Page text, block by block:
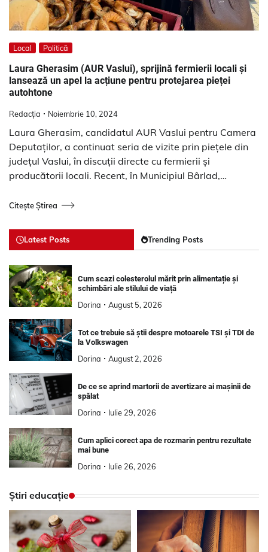
Local Politică
Laura Gherasim (AUR Vaslui), sprijină fermierii locali și
lansează un apel la acțiune pentru protejarea pieței
autohtone
Redacția Noiembrie 10, 2024
Laura Gherasim, candidatul AUR Vaslui pentru Camera
Deputaților, a continuat seria de vizite prin piețele din
județul Vaslui, în discuții directe cu fermierii și
producătorii locali. Recent, în Municipiul Bârlad,…
Citește Știrea
Latest Posts Trending Posts
Cum scazi colesterolul mărit prin alimentație și
schimbări ale stilului de viață
Dorina August 5, 2026
Tot ce trebuie să știi despre motoarele TSI și TDI de
la Volkswagen
Dorina August 2, 2026
De ce se aprind martorii de avertizare ai mașinii de
spălat
Dorina Iulie 29, 2026
Cum aplici corect apa de rozmarin pentru rezultate
mai bune
Dorina Iulie 26, 2026
Știri educație